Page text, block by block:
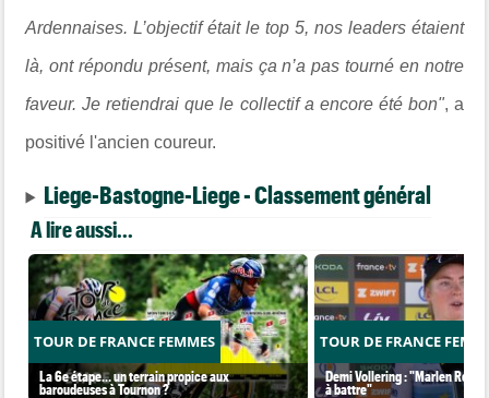
Ardennaises.L’objectif était le top 5, nos leaders étaient
là, ont répondu présent, mais ça n’a pas tourné en notre
faveur. Je retiendrai que le collectif a encore été bon", a
positivé l'ancien coureur.
Liege-Bastogne-Liege - Classement général
A lire aussi...
TOUR DE FRANCE FEMMES
La 6e étape… un terrain propice aux
baroudeuses à Tournon ?
TOUR DE FRANCE
Demi Vollering : "Marlen
à battre"